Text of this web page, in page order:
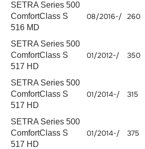
SETRA Series 500
ComfortClass S
516 MD
08/2016-/ 260
SETRA Series 500
ComfortClass S
517 HD
01/2012-/ 350
SETRA Series 500
ComfortClass S
517 HD
01/2014-/ 315
SETRA Series 500
ComfortClass S
517 HD
01/2014-/ 375